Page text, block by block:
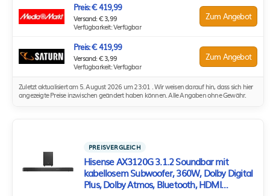
Preis: € 419,99
Versand: € 3,99
Verfügbarkeit: Verfügbar
Zum Angebot
Preis: € 419,99
Versand: € 3,99
Verfügbarkeit: Verfügbar
Zum Angebot
Zuletzt aktualisiert am 5. August 2026 um 23:01 . Wir weisen darauf hin, dass sich hier
angezeigte Preise inzwischen geändert haben können. Alle Angaben ohne Gewähr.
PREISVERGLEICH
Hisense AX3120G 3.1.2 Soundbar mit
kabellosem Subwoofer, 360W, Dolby Digital
Plus, Dolby Atmos, Bluetooth, HDMI